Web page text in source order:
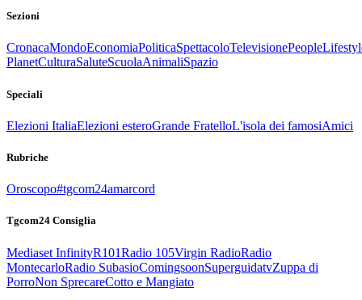
Sezioni
CronacaMondoEconomiaPoliticaSpettacoloTelevisionePeople
PlanetCulturaSaluteScuolaAnimaliSpazio
Speciali
Elezioni ItaliaElezioni esteroGrande FratelloL'isola dei famosiAmici
Rubriche
Oroscopo#tgcom24amarcord
Tgcom24 Consiglia
Mediaset InfinityR101Radio 105Virgin RadioRadio
MontecarloRadio SubasioComingsoonSuperguidatvZuppa di
PorroNon SprecareCotto e Mangiato